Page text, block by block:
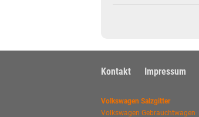
Kontakt Impressum
Volkswagen Salzgitter
Volkswagen Gebrauchtwagen